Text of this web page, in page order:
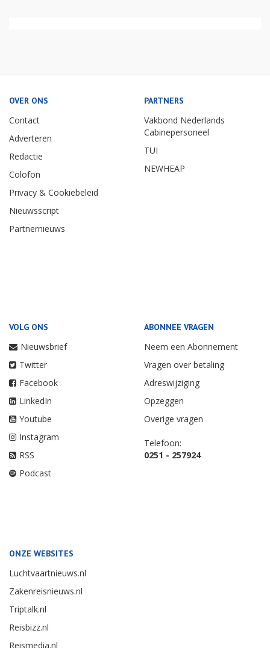
OVER ONS
Contact
Adverteren
Redactie
Colofon
Privacy & Cookiebeleid
Nieuwsscript
Partnernieuws
PARTNERS
Vakbond Nederlands
Cabinepersoneel
TUI
NEWHEAP
VOLG ONS
Nieuwsbrief
Twitter
Facebook
LinkedIn
Youtube
Instagram
RSS
Podcast
ABONNEE VRAGEN
Neem een Abonnement
Vragen over betaling
Adreswijziging
Opzeggen
Overige vragen
Telefoon:
0251 - 257924
ONZE WEBSITES
Luchtvaartnieuws.nl
Zakenreisnieuws.nl
Triptalk.nl
Reisbizz.nl
Reismedia.nl